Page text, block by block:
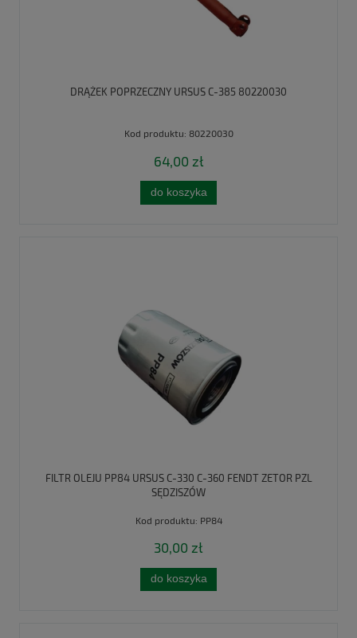
DRĄŻEK POPRZECZNY URSUS C-385 80220030
Kod produktu: 80220030
64,00 zł
do koszyka
FILTR OLEJU PP84 URSUS C-330 C-360 FENDT ZETOR PZL
SĘDZISZÓW
Kod produktu: PP84
30,00 zł
do koszyka